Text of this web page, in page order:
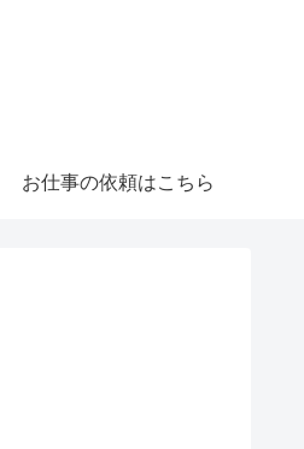
お仕事の依頼はこちら